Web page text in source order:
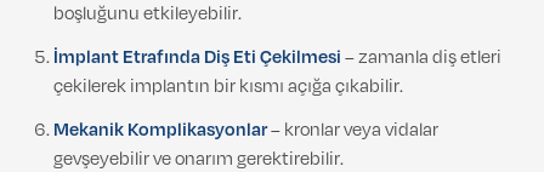
boşluğunu etkileyebilir.
İmplant Etrafında Diş Eti Çekilmesi– zamanla diş etleri
çekilerek implantın bir kısmı açığa çıkabilir.
Mekanik Komplikasyonlar– kronlar veya vidalar
gevşeyebilir ve onarım gerektirebilir.